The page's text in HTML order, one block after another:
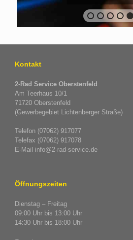
Kontakt
2-Rad Service Oberstenfeld
Am Teerhaus 10/1
71720 Oberstenfeld
(Gewerbegebiet Lichtenberger Straße)
Telefon (07062) 917077
Telefax (07062) 917078
E-Mail info@2-rad-service.de
Öffnungszeiten
Dienstag – Freitag
09:00 Uhr bis 13:00 Uhr
14:30 Uhr bis 18:00 Uhr